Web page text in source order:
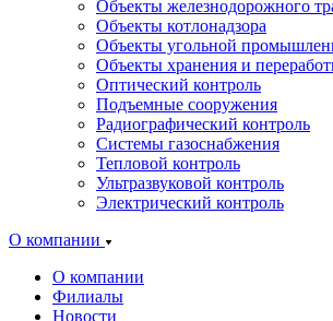
Объекты железнодорожного
Объекты котлонадзора
Объекты угольной
Объекты хранения и
Оптический контроль
Подъемные сооружения
Радиографический контроль
Системы газоснабжения
Тепловой контроль
Ультразвуковой контроль
Электрический контроль
О компании
О компании
Филиалы
Новости